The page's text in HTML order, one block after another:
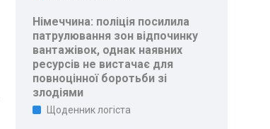
Німеччина: поліція посилила
патрулювання зон відпочинку
вантажівок, однак наявних
ресурсів не вистачає для
повноцінної боротьби зі
злодіями
Щоденник логіста